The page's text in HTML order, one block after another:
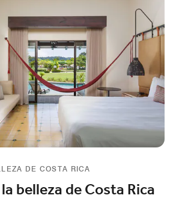
DE COSTA RICA
belleza de Costa Rica